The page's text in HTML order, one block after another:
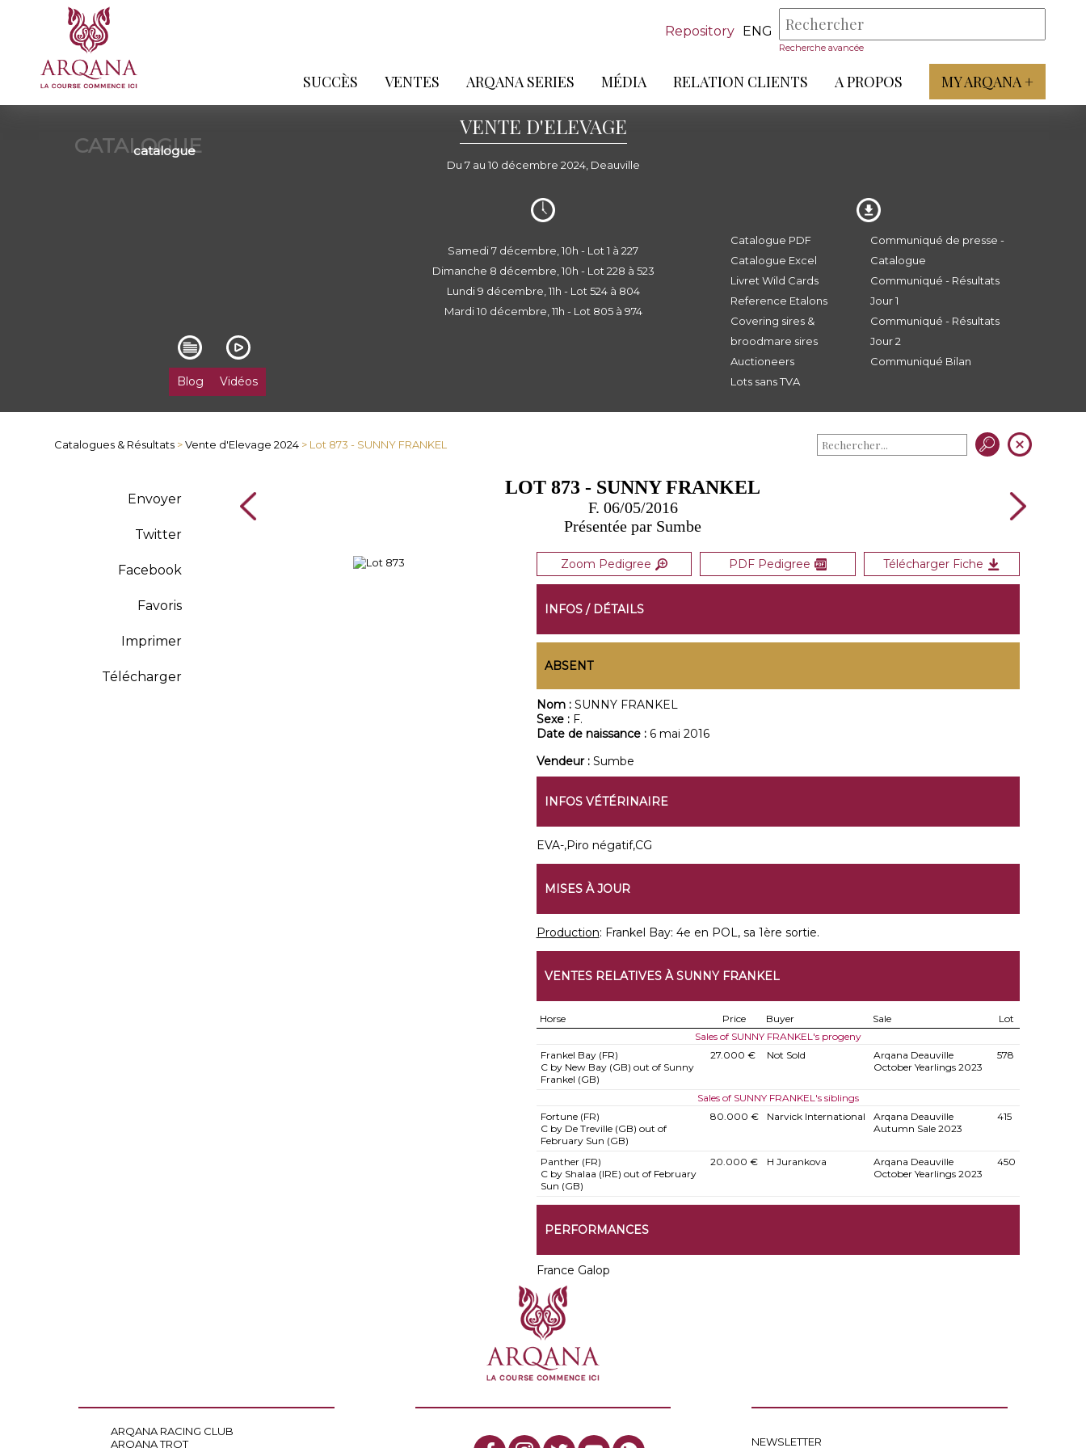
Repository ENG
Recherche avancée
SUCCÈS VENTES ARQANA SERIES MÉDIA RELATION CLIENTS A PROPOS MY ARQANA +
CATALOGUE
catalogue
VENTE D'ELEVAGE
Du 7 au 10 décembre 2024, Deauville
Blog Vidéos
Samedi 7 décembre, 10h - Lot 1 à 227
Dimanche 8 décembre, 10h - Lot 228 à 523
Lundi 9 décembre, 11h - Lot 524 à 804
Mardi 10 décembre, 11h - Lot 805 à 974
Catalogue PDF
Catalogue Excel
Livret Wild Cards
Reference Etalons
Covering sires &
broodmare sires
Auctioneers
Lots sans TVA
Communiqué de presse -
Catalogue
Communiqué - Résultats
Jour 1
Communiqué - Résultats
Jour 2
Communiqué Bilan
Catalogues & Résultats >Vente d'Elevage 2024 > Lot 873 - SUNNY FRANKEL
Envoyer
Twitter
Facebook
Favoris
Imprimer
Télécharger
LOT 873 - SUNNY FRANKEL
F. 06/05/2016
Présentée par Sumbe
Zoom Pedigree PDF Pedigree Télécharger Fiche
INFOS / DÉTAILS
ABSENT
Nom : SUNNY FRANKEL
Sexe : F.
Date de naissance : 6 mai 2016
Vendeur : Sumbe
INFOS VÉTÉRINAIRE
EVA-,Piro négatif,CG
MISES À JOUR
Production: Frankel Bay: 4e en POL, sa 1ère sortie.
VENTES RELATIVES À SUNNY FRANKEL
Horse Price Buyer Sale
Lot
Sales of SUNNY FRANKEL's progeny
Frankel Bay (FR)
C by New Bay (GB) out of Sunny
Frankel (GB)
27.000 € Not Sold
Arqana Deauville
October Yearlings 2023
578
Sales of SUNNY FRANKEL's siblings
Fortune (FR)
C by De Treville (GB) out of
February Sun (GB)
80.000 € Narvick International
Arqana Deauville
Autumn Sale 2023
415
Panther (FR)
C by Shalaa (IRE) out of February
Sun (GB)
20.000 € H Jurankova
Arqana Deauville
October Yearlings 2023
450
PERFORMANCES
France Galop
ARQANA RACING CLUB
ARQANA TROT
NEWSLETTER